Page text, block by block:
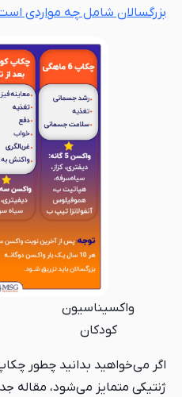
بزرگسالان شامل چه مواردی
واکسیناسیون
کودکان
اگر می‌خواهید بدانید چطور
ژنتیکی متمایز می‌شود، مقاله